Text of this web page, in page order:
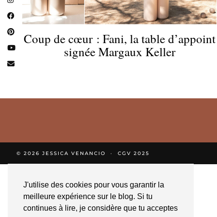
J'utilise des cookies pour vous garantir la
meilleure expérience sur le blog. Si tu
continues à lire, je considère que tu acceptes
Coup de cœur : Fani, la table d’appoint
signée Margaux Keller
© 2026 JESSICA VENANCIO CGV 2025